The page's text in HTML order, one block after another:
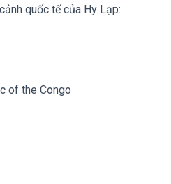
quốc tế của Hy Lạp:
of the Congo